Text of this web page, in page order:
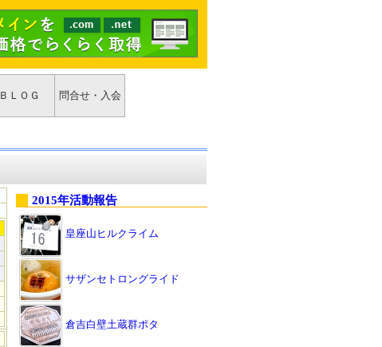
ＢＬＯＧ 問合せ・入会
2015年活動報告
皇座山ヒルクライム
サザンセトロングライド
倉吉白壁土蔵群ポタ